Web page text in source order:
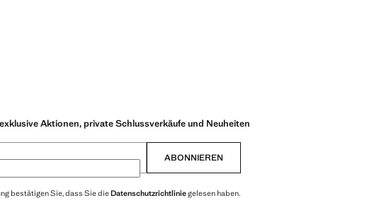
Aktionen, private Schlussverkäufe und Neuheiten
ABONNIEREN
bestätigen Sie, dass Sie dieDatenschutzrichtliniegelesen haben.